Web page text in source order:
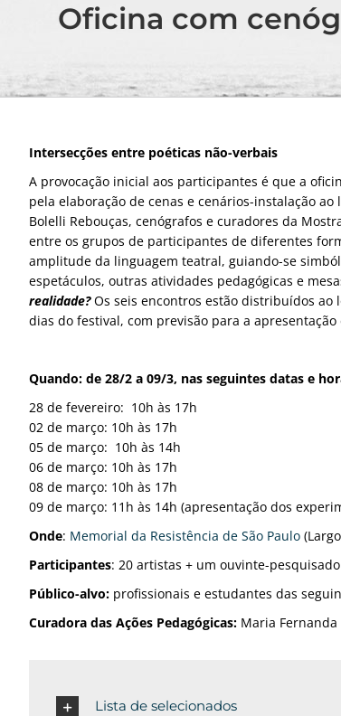
Oficina com
Intersecções entre poéticas não-verbais
A provocação inicial aos participantes é que a
pela elaboração de cenas e cenários-instalação
Bolelli Rebouças, cenógrafos e curadores da
entre os grupos de participantes de diferentes
amplitude da linguagem teatral, guiando-se
espetáculos, outras atividades pedagógicas e
realidade?Os seis encontros estão distribuídos ao
dias do festival, com previsão para a apresentação
Quando: de 28/2 a 09/3, nas seguintes datas e
28 de fevereiro: 10h às 17h
02 de março: 10h às 17h
05 de março: 10h às 14h
06 de março: 10h às 17h
08 de março: 10h às 17h
09 de março: 11h às 14h (apresentação dos
Onde: Memorial da Resistência de São Paulo
Participantes: 20 artistas + um ouvinte-
Público-alvo: profissionais e estudantes das
Curadora das Ações Pedagógicas: Maria Fernanda
Lista de selecionados